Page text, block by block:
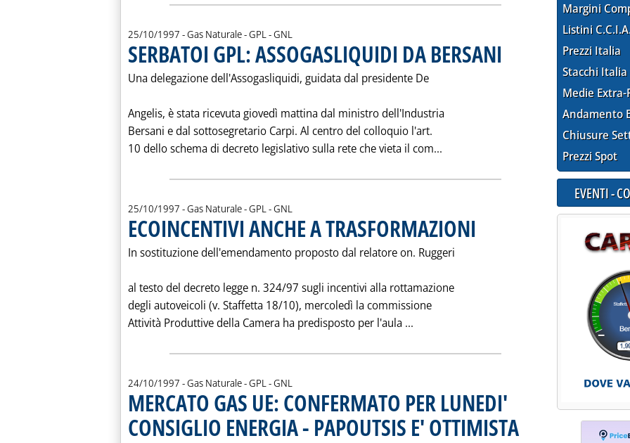
25/10/1997 - Gas Naturale - GPL - GNL
SERBATOI GPL: ASSOGASLIQUIDI DA BERSANI . Pubblicata sabato 25 ottobre 1997
Una delegazione dell'Assogasliquidi, guidata dal presidente De
Angelis, è stata ricevuta giovedì mattina dal ministro dell'Industria
Bersani e dal sottosegretario Carpi. Al centro del colloquio l'art.
10 dello schema di decreto legislativo sulla rete che vieta il com... Leggi tutta la notizia: 'SERBATOI
25/10/1997 - Gas Naturale - GPL - GNL
ECOINCENTIVI ANCHE A TRASFORMAZIONI
In sostituzione dell'emendamento proposto dal relatore on. Ruggeri
al testo del decreto legge n. 324/97 sugli incentivi alla rottamazione
degli autoveicoli (v. Staffetta 18/10), mercoledì la commissione
Attività Produttive della Camera ha predisposto per l'aula ... Leggi tutta la notizia: 'ECOINCENTIVI
24/10/1997 - Gas Naturale - GPL - GNL
MERCATO GAS UE: CONFERMATO PER LUNEDI'
CONSIGLIO ENERGIA - PAPOUTSIS E' OTTIMISTA . Pubblicata venerdì 24 ottobre
Margini
Listini
Prezzi Italia
Stacchi Italia
Medie Extra-
Andamento
Chiusure
Prezzi Spot
EVENTI -